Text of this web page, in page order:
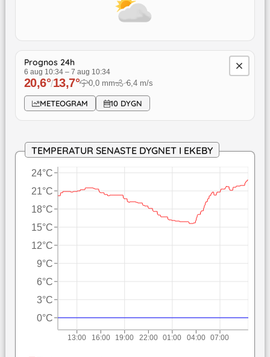
Prognos 24h
6 aug 10:34– 7 aug 10:34
20,6°/13,7° 0,0 mm ↓6,4 m/s
METEOGRAM 10 DYGN
TEMPERATUR SENASTE DYGNET I EKEBY
13:00 16:00 19:00 22:00 01:00 04:00 07:00
0°C
3°C
6°C
9°C
12°C
15°C
18°C
21°C
24°C